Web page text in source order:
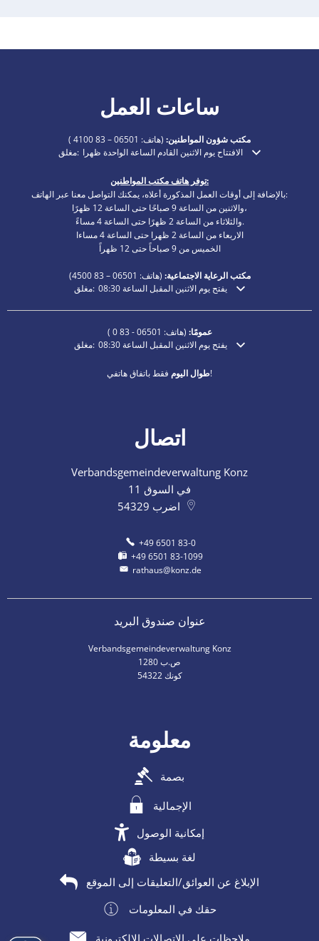
ساعات العمل
مكتب شؤون المواطنين: (هاتف:
)
انقر لإخفاء أوقات الفتح أو الإغلاق الإضافية
مغلق: الافتتاح يوم الاثنين القادم الساعة الواحدة ظهرا
توفر هاتف مكتب المواطنين:
بالإضافة إلى أوقات العمل المذكورة أعلاه، يمكنك التواصل معنا عبر الهاتف:
والاثنين من الساعة 9 صباحًا حتى الساعة 12 ظهرًا،
والثلاثاء من الساعة 2 ظهرًا حتى الساعة 4 مساءً.
الاربعاء من الساعة 2 ظهرا حتى الساعة 4 مساءا
الخميس من 9 صباحاً حتى 12 ظهراً
مكتب الرعاية الاجتماعية: (هاتف:
4500)
انقر لإخفاء أوقات الفتح أو الإغلاق الإضافية
مغلق: يفتح يوم الاثنين المقبل الساعة 08:30
عمومًا: (هاتف:
)
انقر لإخفاء أوقات الفتح أو الإغلاق الإضافية
مغلق: يفتح يوم الاثنين المقبل الساعة 08:30
طوال اليومفقط باتفاق هاتفي!
اتصال
Verbandsgemeindeverwaltung Konz
في السوق 11
54329 اضرب
+49 6501 83-0
+49 6501 83-1099
rathaus@konz.de
عنوان صندوق البريد
Verbandsgemeindeverwaltung Konz
ص.ب 1280
54322 كونك
معلومة
بصمة
الإجمالية
إمكانية الوصول
لغة بسيطة
الإبلاغ عن العوائق/التعليقات إلى الموقع
حقك في المعلومات
ملاحظات على الاتصالات الإلكترونية